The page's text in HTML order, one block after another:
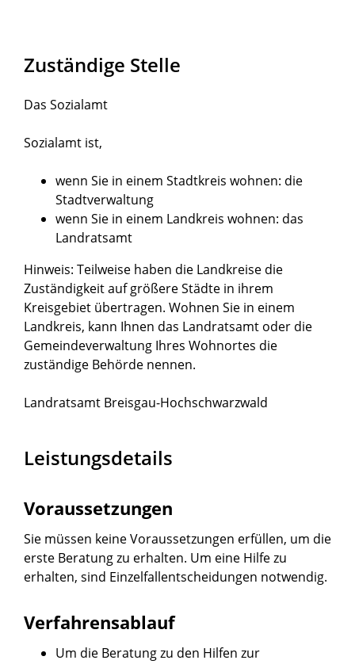
Zuständige Stelle
Das Sozialamt
Sozialamt ist,
wenn Sie in einem Stadtkreis wohnen: die
Stadtverwaltung
wenn Sie in einem Landkreis wohnen: das
Landratsamt
Hinweis: Teilweise haben die Landkreise die
Zuständigkeit auf größere Städte in ihrem
Kreisgebiet übertragen. Wohnen Sie in einem
Landkreis, kann Ihnen das Landratsamt oder die
Gemeindeverwaltung Ihres Wohnortes die
zuständige Behörde nennen.
Landratsamt Breisgau-Hochschwarzwald
Leistungsdetails
Voraussetzungen
Sie müssen keine Voraussetzungen erfüllen, um die
erste Beratung zu erhalten. Um eine Hilfe zu
erhalten, sind Einzelfallentscheidungen notwendig.
Verfahrensablauf
Um die Beratung zu den Hilfen zur